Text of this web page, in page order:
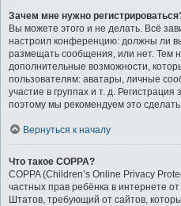
Зачем мне нужно
Вы можете этого и не делать. Всё
настроил конференцию: должны ли
размещать сообщения, или нет. Тем
дополнительные возможности,
пользователям: аватары, личные
участие в группах и т. д. Регистрация
поэтому мы рекомендуем это
Вернуться к началу
Что такое COPPA?
COPPA (Children’s Online Privacy
частных прав ребёнка в интернете
Штатов, требующий от сайтов,